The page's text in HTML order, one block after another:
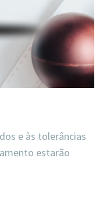
e às tolerâncias
estarão